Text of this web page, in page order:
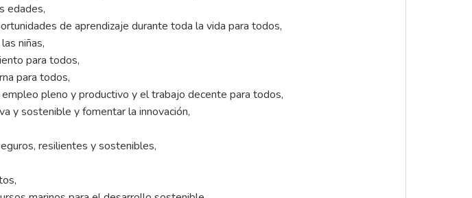
edades,
de aprendizaje durante toda la vida para todos,
niñas,
para todos,
para todos,
pleno y productivo y el trabajo decente para todos,
y sostenible y fomentar la innovación,
resilientes y sostenibles,